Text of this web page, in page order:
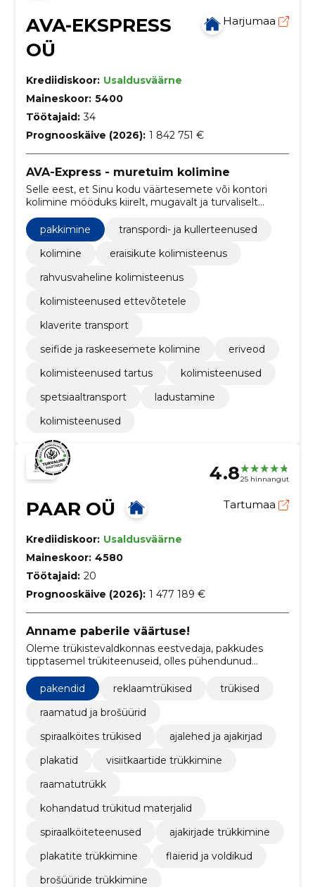
AVA-EKSPRESS
OÜ
Harjumaa
Krediidiskoor: Usaldusväärne
Maineskoor: 5400
Töötajaid: 34
Prognooskäive (2026): 1 842 751 €
AVA-Express - muretuim kolimine
Selle eest, et Sinu kodu väärtesemete või kontori
kolimine mööduks kiirelt, mugavalt ja turvaliselt
hoolitsevad väljaõppinud kolimisspetsialistid.
pakkimine
transpordi- ja kullerteenused
kolimine
eraisikute kolimisteenus
rahvusvaheline kolimisteenus
kolimisteenused ettevõtetele
klaverite transport
seifide ja raskeesemete kolimine
eriveod
kolimisteenused tartus
kolimisteenused
spetsiaaltransport
ladustamine
kolimisteenused
4.825 hinnangut
PAAR OÜ Tartumaa
Krediidiskoor: Usaldusväärne
Maineskoor: 4580
Töötajaid: 20
Prognooskäive (2026): 1 477 189 €
Anname paberile väärtuse!
Oleme trükistevaldkonnas eestvedaja, pakkudes
tipptasemel trükiteenuseid, olles pühendunud
loovusele ja kvaliteedile.
pakendid
reklaamtrükised
trükised
raamatud ja brošüürid
spiraalköites trükised
ajalehed ja ajakirjad
plakatid
visiitkaartide trükkimine
raamatutrükk
kohandatud trükitud materjalid
spiraalköiteteenused
ajakirjade trükkimine
plakatite trükkimine
flaierid ja voldikud
brošüüride trükkimine